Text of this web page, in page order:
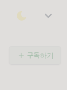
구독하기